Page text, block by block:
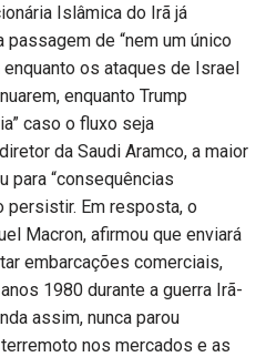
Islâmica do Irã já
de “nem um único
os ataques de Israel
enquanto Trump
caso o fluxo seja
da Saudi Aramco, a maior
para “consequências
persistir. Em resposta, o
Macron, afirmou que enviará
embarcações comerciais,
1980 durante a guerra Irã-
assim, nunca parou
nos mercados e as